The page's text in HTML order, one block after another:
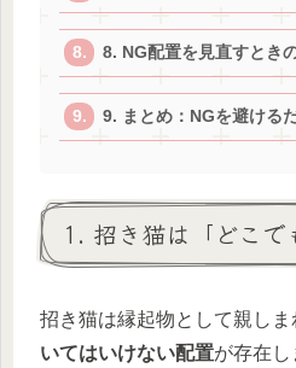
8. NG配置を見直すとき
9. まとめ：NGを避ける
1. 招き猫は「どこで
招き猫は縁起物として親し
いてはいけない配置が存在